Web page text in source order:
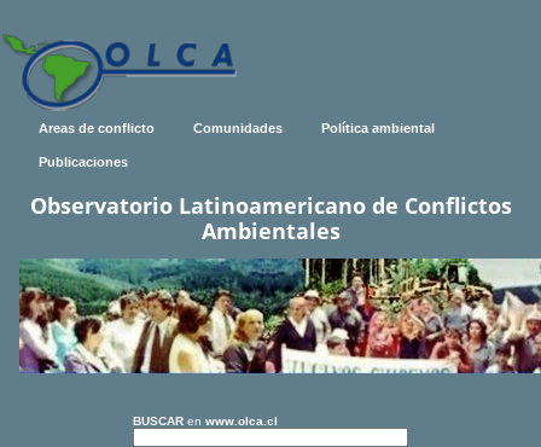
Areas de conflicto Comunidades Política ambiental
Publicaciones
Observatorio Latinoamericano de Conflictos
Ambientales
BUSCAR en www.olca.cl